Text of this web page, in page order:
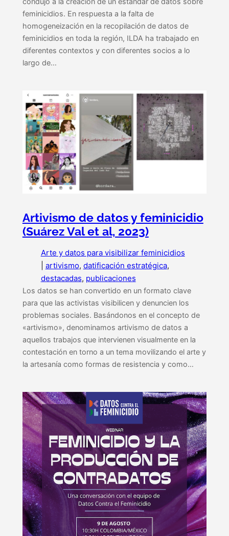
feminicidios. En respuesta a la falta de
homogeneización en la recopilación de datos de
feminicidios en toda la región, ILDA ha trabajado en
diferentes contextos y con diferentes socios a lo
largo de…
Artivismo de datos y feminicidio
(Suárez Val et al, 2023)
Arte y datos para visibilizar feminicidios
artivismo, datificación estratégica
destacadas, publicaciones
Los datos se han convertido en un formato clave
para que las activistas visibilicen y denuncien los
problemas sociales. Basándonos en el concepto de
«artivismo», denominamos artivismo de datos a
aquellos trabajos que intervienen visualmente en la
contestación en torno a un tema movilizando el arte y
la artesanía como formas de resistencia y como…